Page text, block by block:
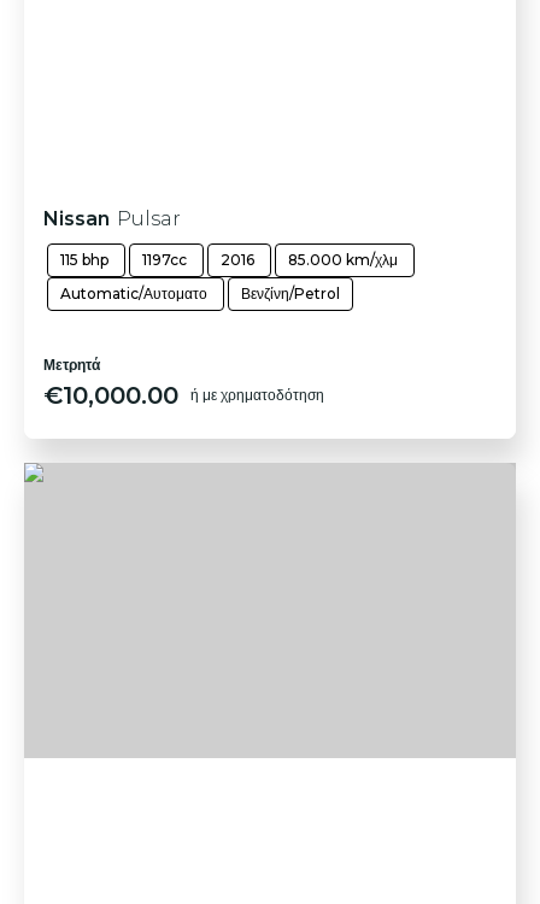
Nissan Pulsar
115 bhp 1197cc 2016
85.000 km/χλμ
Automatic/Αυτοματο
Βενζίνη/Petrol
Μετρητά
€10,000.00 ή με χρηματοδότηση